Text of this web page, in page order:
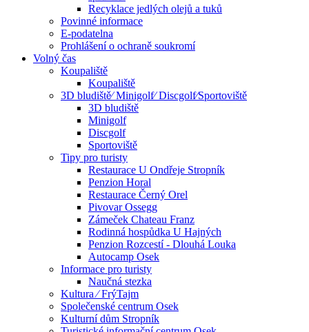
Recyklace jedlých olejů a tuků
Povinné informace
E-podatelna
Prohlášení o ochraně soukromí
Volný čas
Koupaliště
Koupaliště
3D bludiště⁄ Minigolf⁄ Discgolf⁄Sportoviště
3D bludiště
Minigolf
Discgolf
Sportoviště
Tipy pro turisty
Restaurace U Ondřeje Stropník
Penzion Horal
Restaurace Černý Orel
Pivovar Ossegg
Zámeček Chateau Franz
Rodinná hospůdka U Hajných
Penzion Rozcestí - Dlouhá Louka
Autocamp Osek
Informace pro turisty
Naučná stezka
Kultura ⁄ FrýTajm
Společenské centrum Osek
Kulturní dům Stropník